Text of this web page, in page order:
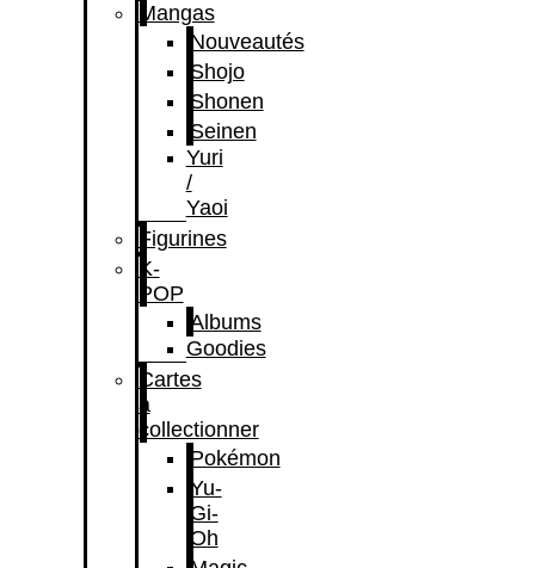
Mangas
Nouveautés
Shojo
Shonen
Seinen
Yuri
/
Yaoi
Figurines
K-
POP
Albums
Goodies
Cartes
à
collectionner
Pokémon
Yu-
Gi-
Oh